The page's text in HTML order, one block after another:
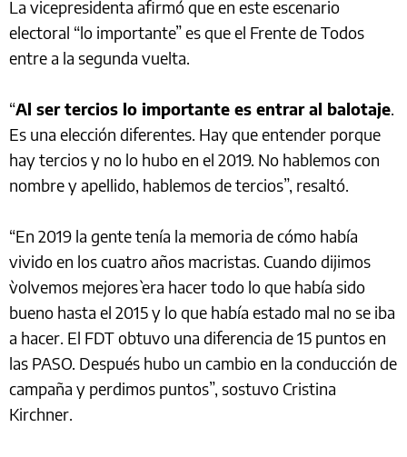
La vicepresidenta afirmó que en este escenario
electoral “lo importante” es que el Frente de Todos
entre a la segunda vuelta.
“Al ser tercios lo importante es entrar al balotaje.
Es una elección diferentes. Hay que entender porque
hay tercios y no lo hubo en el 2019. No hablemos con
nombre y apellido, hablemos de tercios”, resaltó.
“En 2019 la gente tenía la memoria de cómo había
vivido en los cuatro años macristas. Cuando dijimos
`volvemos mejores` era hacer todo lo que había sido
bueno hasta el 2015 y lo que había estado mal no se iba
a hacer. El FDT obtuvo una diferencia de 15 puntos en
las PASO. Después hubo un cambio en la conducción de
campaña y perdimos puntos”, sostuvo Cristina
Kirchner.